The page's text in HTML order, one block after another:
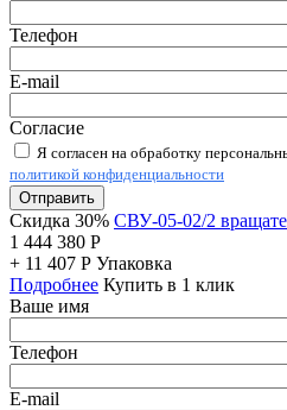
Телефон
E-mail
Согласие
Я согласен на обработку
политикой конфиденциальности
Отправить
Скидка 30% СВУ-05-02/2
1 444 380 Р
+ 11 407 Р Упаковка
Подробнее Купить в 1 клик
Ваше имя
Телефон
E-mail